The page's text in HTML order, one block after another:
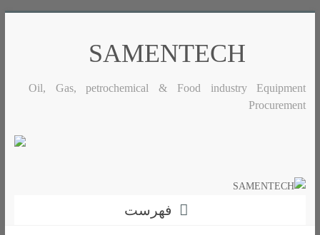
SAMENTECH
Oil, Gas, petrochemical & Food industry Equipment
Procurement
فهرست